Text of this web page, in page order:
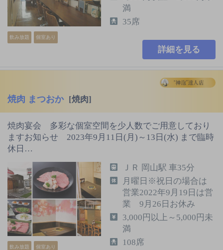
飲み放題 個室あり
満
35席
詳細を見る
焼肉 まつおか [焼肉]
焼肉宴会 多彩な個室空間を少人数でご用意しており
ますお知らせ 2023年9月11日(月)～13日(水) まで臨時
休日…
飲み放題 個室あり
ＪＲ 岡山駅 車35分
月曜日※祝日の場合は
営業2022年9月19日は営
業 9月26日お休み
3,000円以上～5,000円未
満
108席